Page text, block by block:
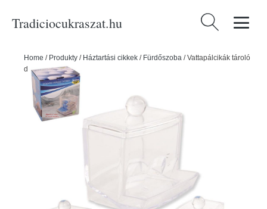
Tradiciocukraszat.hu Keresés:
Home / Produkty / Háztartási cikkek / Fürdőszoba /Vattapálcikák tároló
doboza - ORION